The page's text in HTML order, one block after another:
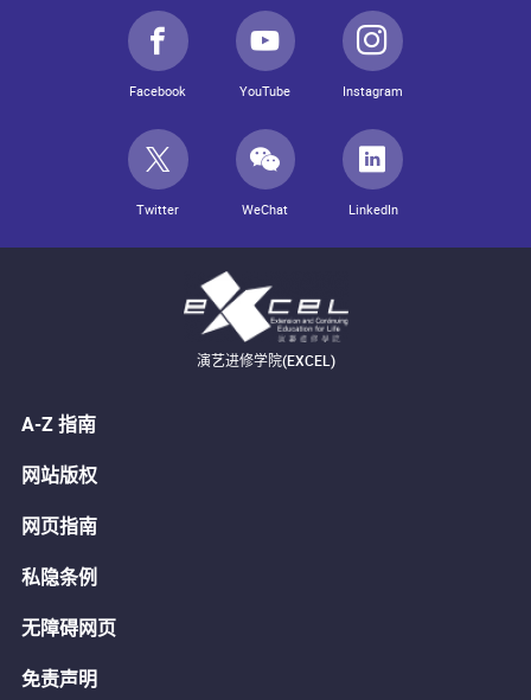
Facebook YouTube Instagram
Twitter WeChat LinkedIn
演艺进修学院(EXCEL)
A-Z 指南
网站版权
网页指南
私隐条例
无障碍网页
免责声明